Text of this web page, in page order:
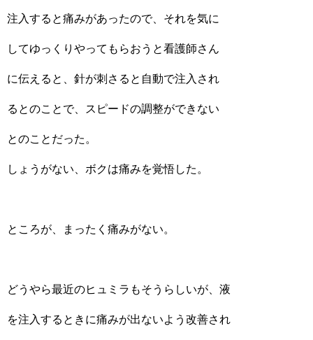
注入すると痛みがあったので、それを気に
してゆっくりやってもらおうと看護師さん
に伝えると、針が刺さると自動で注入され
るとのことで、スピードの調整ができない
とのことだった。
しょうがない、ボクは痛みを覚悟した。
ところが、まったく痛みがない。
どうやら最近のヒュミラもそうらしいが、液
を注入するときに痛みが出ないよう改善され